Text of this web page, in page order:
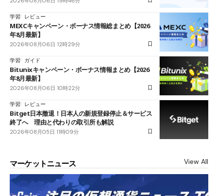
学習 レビュー
MEXCキャンペーン・ボーナス情報総まとめ【2026
年8月最新】
2026年08月06日 12時29分
学習 ガイド
Bitunixキャンペーン・ボーナス情報まとめ【2026
年8月最新】
2026年08月06日 10時22分
学習 レビュー
Bitget日本撤退！日本人の新規登録停止＆サービス
終了へ 理由と代わりの取引所も解説
2026年08月05日 11時09分
マーケットニュース View All